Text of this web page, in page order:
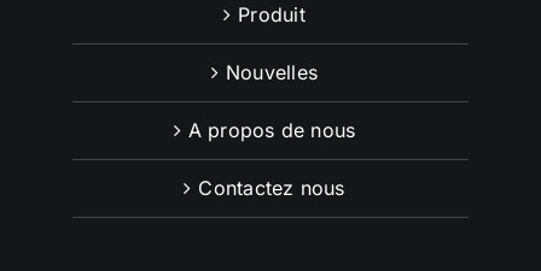
Produit
Nouvelles
A propos de nous
Contactez nous